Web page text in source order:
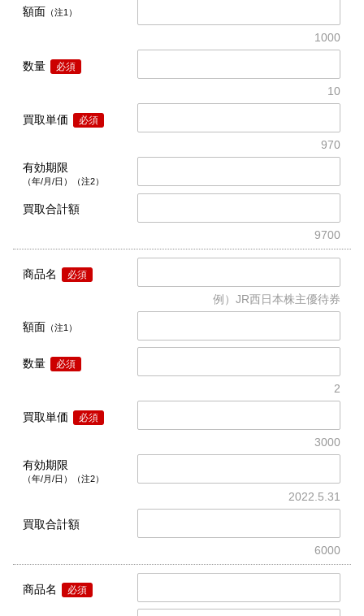
額面 （注1）
1000
数量 必須
10
買取単価 必須
970
有効期限
（年/月/日）（注2）
買取合計額
9700
商品名 必須
例）JR西日本株主優待券
額面 （注1）
数量 必須
2
買取単価 必須
3000
有効期限
（年/月/日）（注2）
2022.5.31
買取合計額
6000
商品名 必須